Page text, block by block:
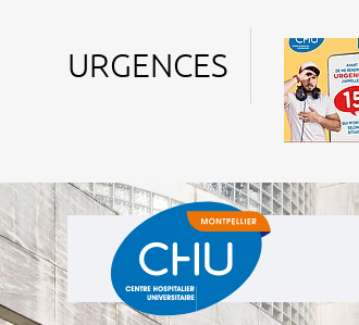
URGENCES